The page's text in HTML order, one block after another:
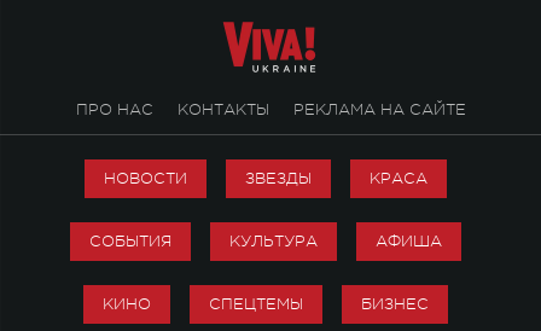
ПРО НАС КОНТАКТЫ РЕКЛАМА НА САЙТЕ
НОВОСТИ ЗВЕЗДЫ КРАСА
СОБЫТИЯ КУЛЬТУРА АФИША
КИНО СПЕЦТЕМЫ БИЗНЕС